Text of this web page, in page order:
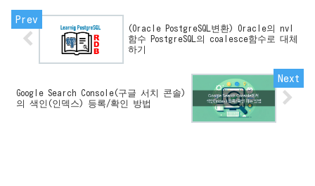
(Oracle PostgreSQL변환) Oracle의 nvl
함수 PostgreSQL의 coalesce함수로 대체
하기
Google Search Console(구글 서치 콘솔)
의 색인(인덱스) 등록/확인 방법